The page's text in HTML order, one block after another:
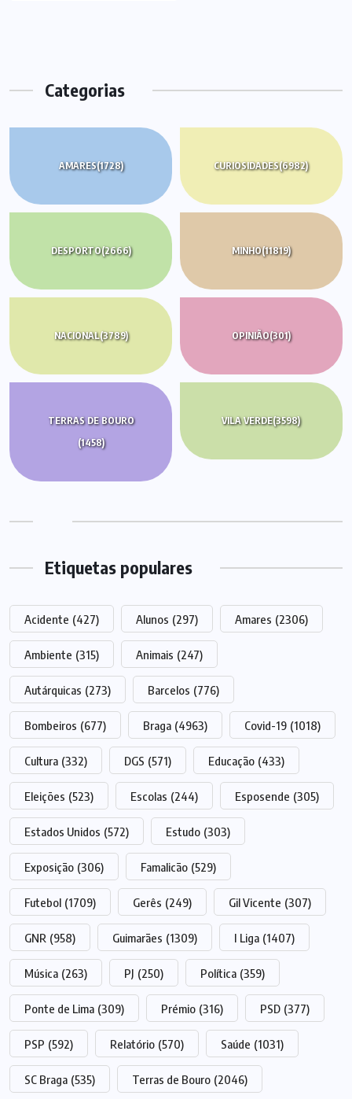
Categorias
AMARES(1728) CURIOSIDADES(6982)
DESPORTO(2666) MINHO(11819)
NACIONAL(3789) OPINIÃO(301)
TERRAS DE BOURO
(1458)
VILA VERDE(3598)
Etiquetas populares
Acidente (427) Alunos (297) Amares (2306)
Ambiente (315) Animais (247)
Autárquicas (273) Barcelos (776)
Bombeiros (677) Braga (4963) Covid-19 (1018)
Cultura (332) DGS (571) Educação (433)
Eleições (523) Escolas (244) Esposende (305)
Estados Unidos (572) Estudo (303)
Exposição (306) Famalicão (529)
Futebol (1709) Gerês (249) Gil Vicente (307)
GNR (958) Guimarães (1309) I Liga (1407)
Música (263) PJ (250) Política (359)
Ponte de Lima (309) Prémio (316) PSD (377)
PSP (592) Relatório (570) Saúde (1031)
SC Braga (535) Terras de Bouro (2046)